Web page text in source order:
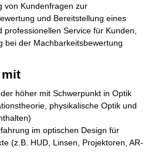
von Kundenfragen zur
und Bereitstellung eines
professionellen Service für Kunden,
bei der Machbarkeitsbewertung
mit
höher mit Schwerpunkt in Optik
physikalische Optik und
im optischen Design für
(z.B. HUD, Linsen, Projektoren, AR-